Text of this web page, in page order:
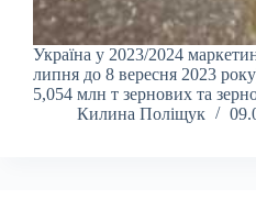
Україна у 2023/2024
липня до 8 вересня 2023
5,054 млн т зернових та
Килина Поліщук